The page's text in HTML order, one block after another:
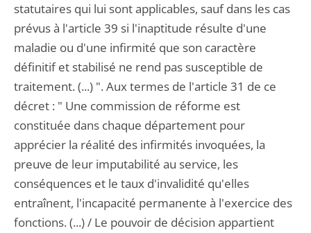
statutaires qui lui sont applicables, sauf dans les cas
prévus à l'article 39 si l'inaptitude résulte d'une
maladie ou d'une infirmité que son caractère
définitif et stabilisé ne rend pas susceptible de
traitement. (...) ". Aux termes de l'article 31 de ce
décret : " Une commission de réforme est
constituée dans chaque département pour
apprécier la réalité des infirmités invoquées, la
preuve de leur imputabilité au service, les
conséquences et le taux d'invalidité qu'elles
entraînent, l'incapacité permanente à l'exercice des
fonctions. (...) / Le pouvoir de décision appartient